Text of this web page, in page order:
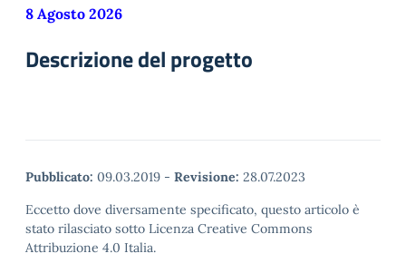
8 Agosto 2026
Descrizione del progetto
Pubblicato: 09.03.2019 - Revisione: 28.07.2023
Eccetto dove diversamente specificato, questo articolo è
stato rilasciato sotto Licenza Creative Commons
Attribuzione 4.0 Italia.